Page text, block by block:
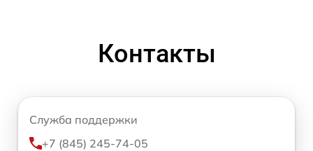
Контакты
Служба поддержки
+7 (845) 245-74-05